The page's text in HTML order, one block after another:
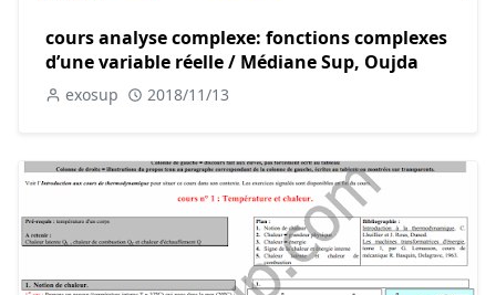
cours analyse complexe: fonctions complexes
d’une variable réelle / Médiane Sup, Oujda
exosup 2018/11/13